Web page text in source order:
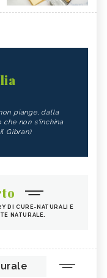
piange, dalla
non s'inchina
Gibran)
DI CURE-NATURALI E
NATURALE.